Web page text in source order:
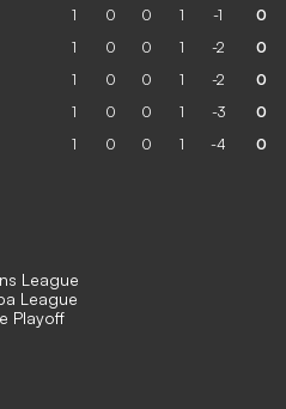
League
League
Playoff
1 0 0 1 -1 0
1 0 0 1 -2 0
1 0 0 1 -2 0
1 0 0 1 -3 0
1 0 0 1 -4 0